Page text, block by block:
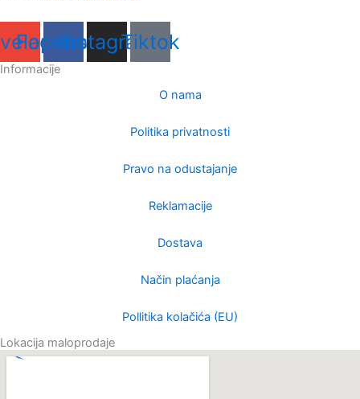
Facebook
Instagram
Tiktok
Informacije
O nama
Politika privatnosti
Pravo na odustajanje
Reklamacije
Dostava
Način plaćanja
Pollitika kolačića (EU)
Lokacija maloprodaje